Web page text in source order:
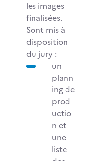
les images
finalisées.
Sont mis à
disposition
du jury :
un
plann
ing de
prod
uctio
n et
une
liste